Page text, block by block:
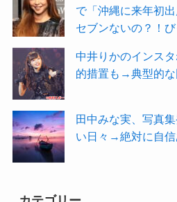
で「沖縄に来年初
セブンないの？！び
中井りかのインス
的措置も→典型的な
田中みな実、写真
い日々→絶対に自信